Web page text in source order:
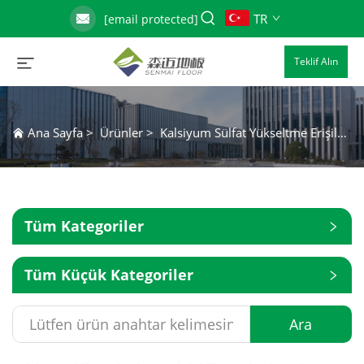
[email protected] TR
Teklif Alın
Ana Sayfa> Ürünler > Kalsiyum Sülfat Yükseltme Erişilebilir Zemin Sistemi
Tüm Kategoriler
Tüm Küçük Kategoriler
Ara